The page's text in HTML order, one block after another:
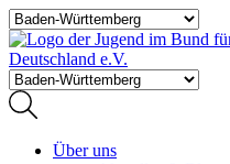
Über uns